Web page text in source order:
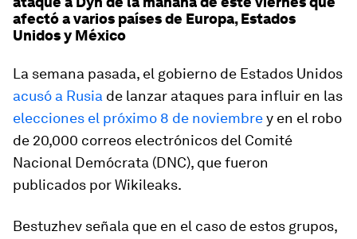
afectó a varios países de Europa, Estados
Unidos y México
La semana pasada, el gobierno de Estados Unidos
acusó a Rusia de lanzar ataques para influir en las
elecciones el próximo 8 de noviembrey en el robo
de 20,000 correos electrónicos del Comité
Nacional Demócrata (DNC), que fueron
publicados por Wikileaks.
Bestuzhev señala que en el caso de estos grupos,